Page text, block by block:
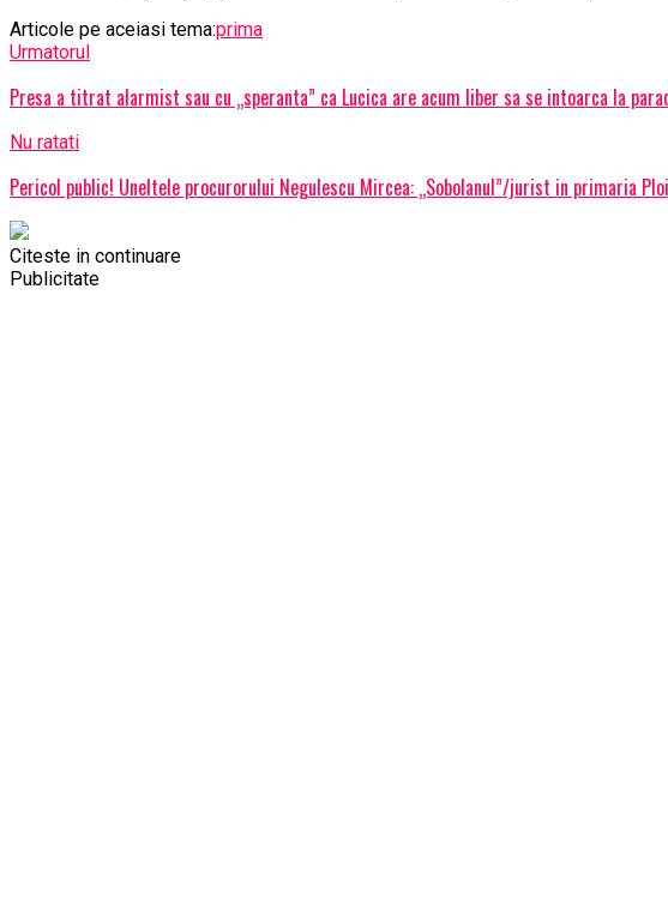
Articole pe aceiasi tema:prima
Urmatorul
Presa a titrat alarmist sau cu „speranta” ca Lucica are acum liber sa se intoarca la
Nu ratati
Pericol public! Uneltele procurorului Negulescu Mircea: „Sobolanul”/jurist in primaria
Citeste in continuare
Publicitate